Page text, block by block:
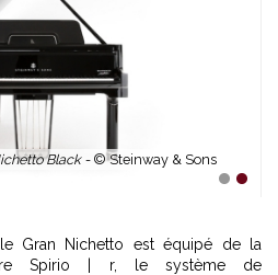
Black - © Steinway & Sons
Gran Nichetto est équipé de la
Spirio | r, le système de